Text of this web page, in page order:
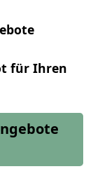
für Ihren